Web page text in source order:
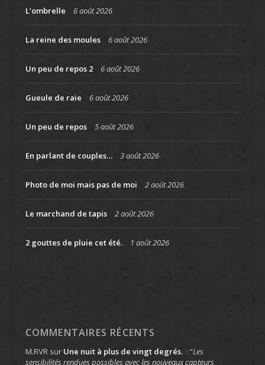
L’ombrelle 6 août 2026
La reine des moules 6 août 2026
Un peu de repos 2 6 août 2026
Gueule de raie 6 août 2026
Un peu de repos 5 août 2026
En parlant de couples… 3 août 2026
Photo de moi mais pas de moi 2 août 2026
Le marchand de tapis 2 août 2026
2 gouttes de pluie cet été. 1 août 2026
COMMENTAIRES RÉCENTS
M.RVRsur Une nuit à plus de vingt degrés. : “Les
sensibilités rendues possibles avec les nouveaux capteurs